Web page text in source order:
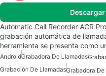
Automatic Call Recorder ACR
grabación automática de
herramienta se presenta como
AndroidGrabadora De Llamadas
Grabación De Llamadas